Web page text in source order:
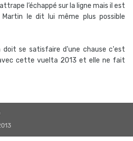
l’échappé sur la ligne mais il est
le dit lui même plus possible
se satisfaire d'une chause c'est
cette vuelta 2013 et elle ne fait